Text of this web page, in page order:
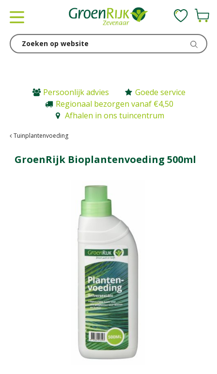
Persoonlijk advies
Goede service
Regionaal bezorgen vanaf €4,50
Afhalen in ons tuincentrum
Tuinplantenvoeding
GroenRijk Bioplantenvoeding 500ml